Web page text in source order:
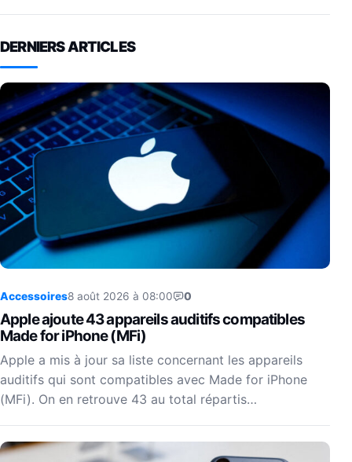
DERNIERS ARTICLES
Accessoires8 août 2026 à 08:00 0
Apple ajoute 43 appareils auditifs compatibles
Made for iPhone (MFi)
Apple a mis à jour sa liste concernant les appareils
auditifs qui sont compatibles avec Made for iPhone
(MFi). On en retrouve 43 au total répartis…